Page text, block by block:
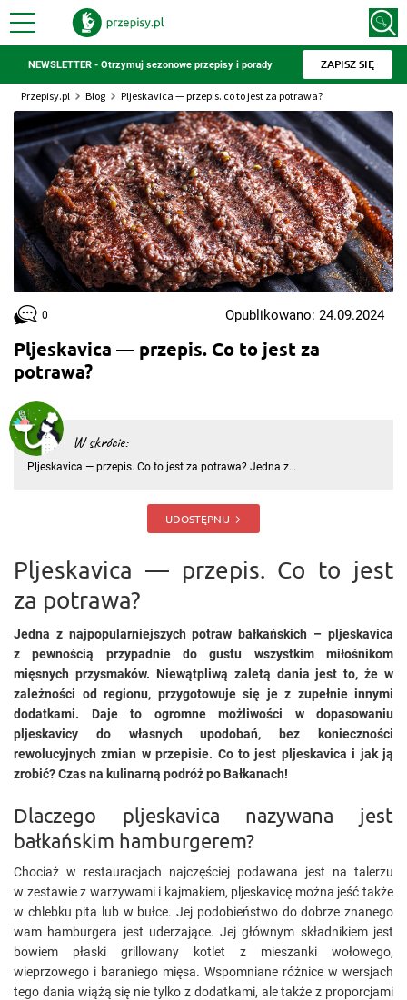
NEWSLETTER - Otrzymuj sezonowe przepisy i porady ZAPISZ SIĘ
Przepisy.pl Blog Pljeskavica — przepis. co to jest za potrawa?
Pljeskavica — przepis. Co to jest za
potrawa?
W skrócie:
Pljeskavica — przepis. Co to jest za potrawa? Jedna z
Niewątpliwą zaletą dania jest to, że w zależności od regionu, przyg
UDOSTĘPNIJ
0 Opublikowano: 24.09.2024
Pljeskavica — przepis. Co to jest
za potrawa?
Jedna z najpopularniejszych potraw bałkańskich – pljeskavica
z pewnością przypadnie do gustu wszystkim miłośnikom
mięsnych przysmaków. Niewątpliwą zaletą dania jest to, że w
zależności od regionu, przygotowuje się je z zupełnie innymi
dodatkami. Daje to ogromne możliwości w dopasowaniu
pljeskavicy do własnych upodobań, bez konieczności
rewolucyjnych zmian w przepisie. Co to jest pljeskavica i jak ją
zrobić? Czas na kulinarną podróż po Bałkanach!
Dlaczego pljeskavica nazywana jest
bałkańskim hamburgerem?
Chociaż w restauracjach najczęściej podawana jest na talerzu
w zestawie z warzywami i kajmakiem, pljeskavicę można jeść także
w chlebku pita lub w bułce. Jej podobieństwo do dobrze znanego
wam hamburgera jest uderzające. Jej głównym składnikiem jest
bowiem płaski grillowany kotlet z mieszanki wołowego,
wieprzowego i baraniego mięsa. Wspomniane różnice w wersjach
tego dania wiążą się nie tylko z dodatkami, ale także z proporcjami